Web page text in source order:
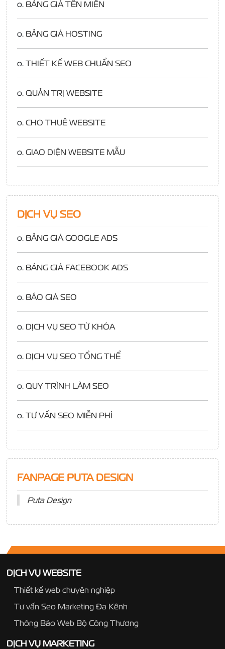
o. BẢNG GIÁ TÊN MIỀN
o. BẢNG GIÁ HOSTING
o. THIẾT KẾ WEB CHUẨN SEO
o. QUẢN TRỊ WEBSITE
o. CHO THUÊ WEBSITE
o. GIAO DIỆN WEBSITE MẪU
DỊCH VỤ SEO
o. BẢNG GIÁ GOOGLE ADS
o. BẢNG GIÁ FACEBOOK ADS
o. BÁO GIÁ SEO
o. DỊCH VỤ SEO TỪ KHÓA
o. DỊCH VỤ SEO TỔNG THỂ
o. QUY TRÌNH LÀM SEO
o. TƯ VẤN SEO MIỄN PHÍ
FANPAGE PUTA DESIGN
Puta Design
DỊCH VỤ WEBSITE
Thiết kế web chuyên nghiệp
Tư vấn Seo Marketing Đa Kênh
Thông Báo Web Bộ Công Thương
DỊCH VỤ MARKETING